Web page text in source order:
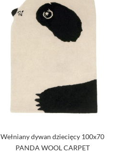
Wełniany dywan dziecięcy 100x70
PANDA WOOL CARPET